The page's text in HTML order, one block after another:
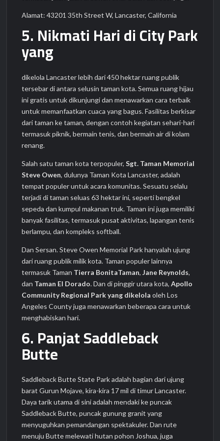
Alamat: 43201 35th Street W, Lancaster, California
5. Nikmati Hari di City Park
yang
dikelola Lancaster lebih dari 450 hektar ruang publik
tersebar di antara selusin taman kota. Semua ruang hijau
ini gratis untuk dikunjungi dan menawarkan cara terbaik
untuk memanfaatkan cuaca yang bagus. Fasilitas berkisar
dari taman ke taman, dengan contoh kegiatan sehari-hari
termasuk piknik, bermain tenis, dan bermain air di kolam
renang.
Salah satu taman kota terpopuler,Sgt. Taman Memorial
Steve Owen, dulunya Taman Kota Lancaster, adalah
tempat populer untuk acara komunitas. Sesuatu selalu
terjadi di taman seluas 63 hektar ini, seperti bengkel
sepeda dan kumpul makanan truk. Taman ini juga memiliki
banyak fasilitas, termasuk pusat aktivitas, lapangan tenis
berlampu, dan kompleks softball.
Dan Sersan. Steve Owen Memorial Park hanyalah ujung
dari ruang publik milik kota. Taman populer lainnya
termasuk Taman Tierra BonitaTaman,Jane Reynolds,
dan Taman El Dorado. Dan di pinggir utara kota,Apollo
Community Regional Park yang dikelola oleh Los
Angeles County juga menawarkan beberapa cara untuk
menghabiskan hari.
6. Panjat Saddleback
Butte
Saddleback Butte State Park adalah bagian dari ujung
barat Gurun Mojave, kira-kira 17 mil di timur Lancaster.
Daya tarik utama di sini adalah mendaki ke puncak
Saddleback Butte, puncak gunung granit yang
menyuguhkan pemandangan spektakuler. Dan rute
menuju Butte melewati hutan pohon Joshua, juga